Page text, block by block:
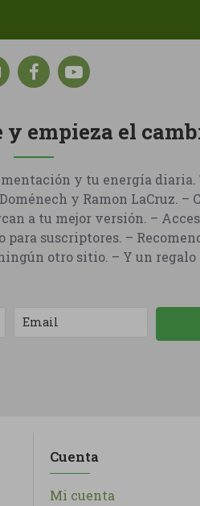
y empieza el
y tu energía diaria.
y Ramon LaCruz. –
a tu mejor versión. –
suscriptores. –
otro sitio. – Y un regalo
Cuenta
Mi cuenta